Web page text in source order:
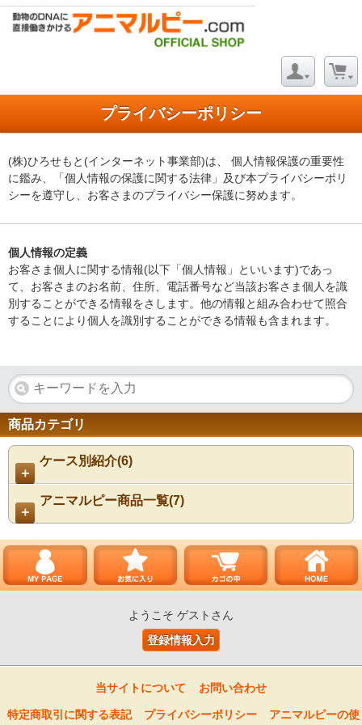
プライバシーポリシー
(株)ひろせもと(インターネット事業部)は、 個人情報保護の重要性
に鑑み、「個人情報の保護に関する法律」及び本プライバシーポリ
シーを遵守し、お客さまのプライバシー保護に努めます。
個人情報の定義
お客さま個人に関する情報(以下「個人情報」といいます)であっ
て、お客さまのお名前、住所、電話番号など当該お客さま個人を識
別することができる情報をさします。他の情報と組み合わせて照合
することにより個人を識別することができる情報も含まれます。
商品カテゴリ
＋
ケース別紹介(6)
＋
アニマルピー商品一覧(7)
ようこそ ゲストさん
登録情報入力
当サイトについて お問い合わせ
特定商取引に関する表記 プライバシーポリシー アニマルピーの使